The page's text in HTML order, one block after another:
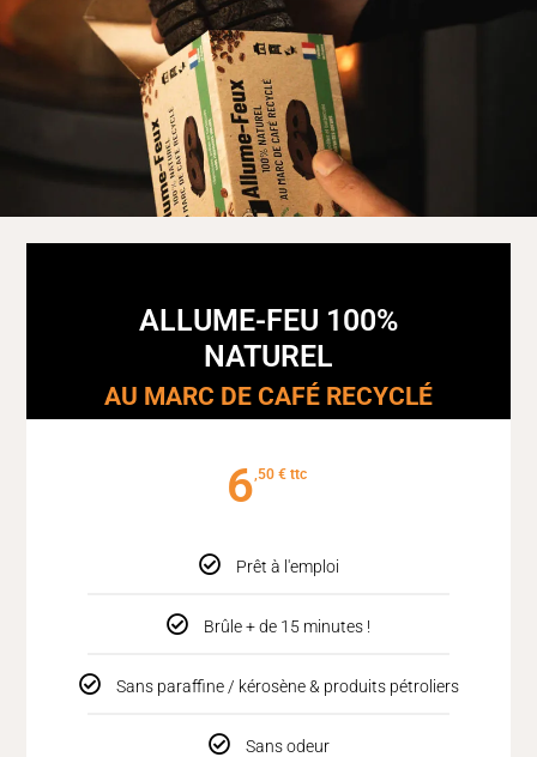
ALLUME-FEU 100%
NATUREL
AU MARC DE CAFÉ RECYCLÉ
6 €
Prêt à l'emploi
Brûle + de 15 minutes !
Sans paraffine / kérosène & produits pétroliers
Sans odeur